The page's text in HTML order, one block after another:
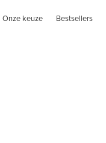
Onze keuze Bestsellers